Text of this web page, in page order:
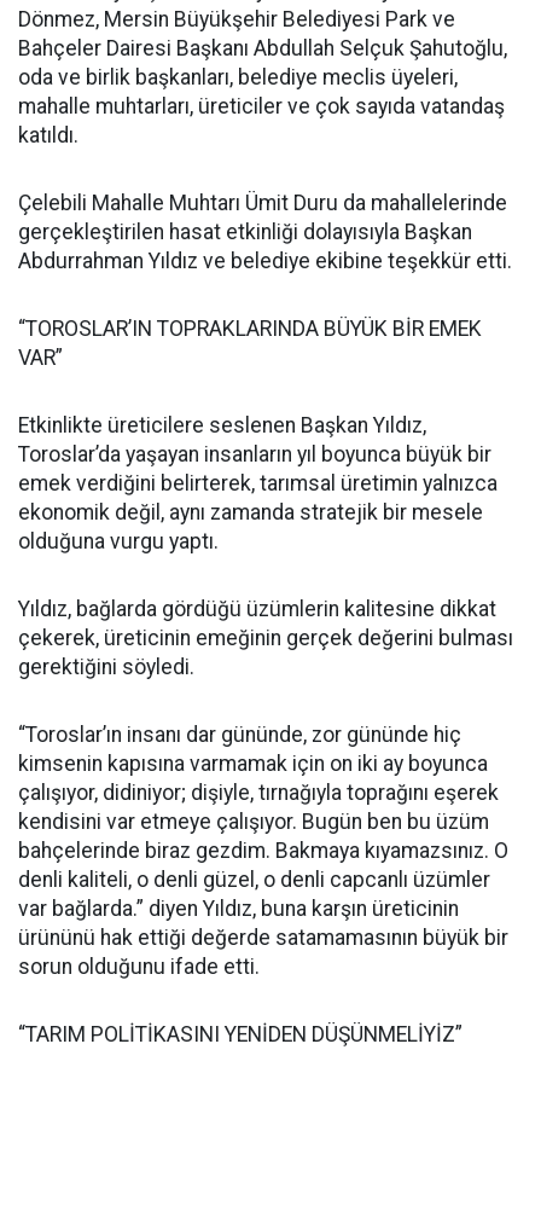
Dönmez, Mersin Büyükşehir Belediyesi Park ve
Bahçeler Dairesi Başkanı Abdullah Selçuk Şahutoğlu,
oda ve birlik başkanları, belediye meclis üyeleri,
mahalle muhtarları, üreticiler ve çok sayıda vatandaş
katıldı.
Çelebili Mahalle Muhtarı Ümit Duru da mahallelerinde
gerçekleştirilen hasat etkinliği dolayısıyla Başkan
Abdurrahman Yıldız ve belediye ekibine teşekkür etti.
“TOROSLAR’IN TOPRAKLARINDA BÜYÜK BİR EMEK
VAR”
Etkinlikte üreticilere seslenen Başkan Yıldız,
Toroslar’da yaşayan insanların yıl boyunca büyük bir
emek verdiğini belirterek, tarımsal üretimin yalnızca
ekonomik değil, aynı zamanda stratejik bir mesele
olduğuna vurgu yaptı.
Yıldız, bağlarda gördüğü üzümlerin kalitesine dikkat
çekerek, üreticinin emeğinin gerçek değerini bulması
gerektiğini söyledi.
“Toroslar’ın insanı dar gününde, zor gününde hiç
kimsenin kapısına varmamak için on iki ay boyunca
çalışıyor, didiniyor; dişiyle, tırnağıyla toprağını eşerek
kendisini var etmeye çalışıyor. Bugün ben bu üzüm
bahçelerinde biraz gezdim. Bakmaya kıyamazsınız. O
denli kaliteli, o denli güzel, o denli capcanlı üzümler
var bağlarda.” diyen Yıldız, buna karşın üreticinin
ürününü hak ettiği değerde satamamasının büyük bir
sorun olduğunu ifade etti.
“TARIM POLİTİKASINI YENİDEN DÜŞÜNMELİYİZ”